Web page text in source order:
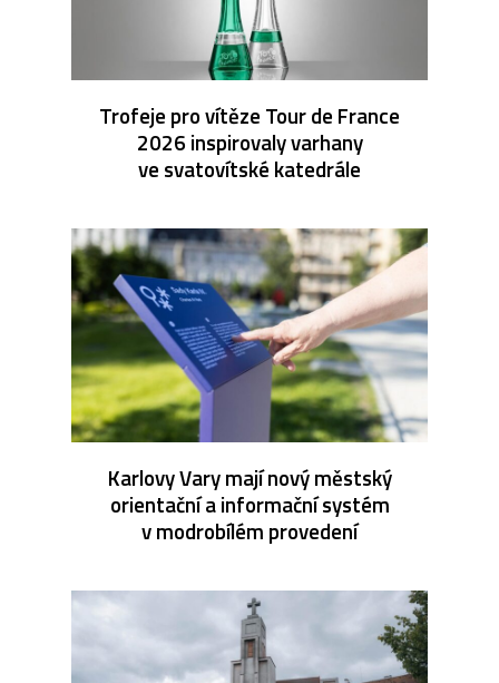
Trofeje pro vítěze Tour de France
2026 inspirovaly varhany
ve svatovítské katedrále
Karlovy Vary mají nový městský
orientační a informační systém
v modrobílém provedení